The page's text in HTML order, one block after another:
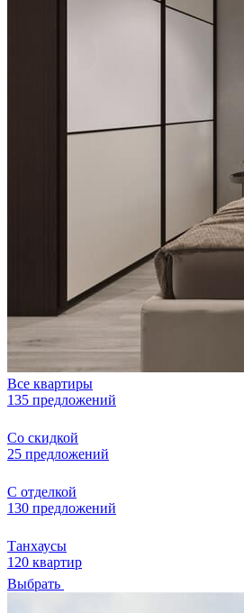
Все квартиры
135 предложений
Со скидкой
25 предложений
С отделкой
130 предложений
Танхаусы
120 квартир
Выбрать